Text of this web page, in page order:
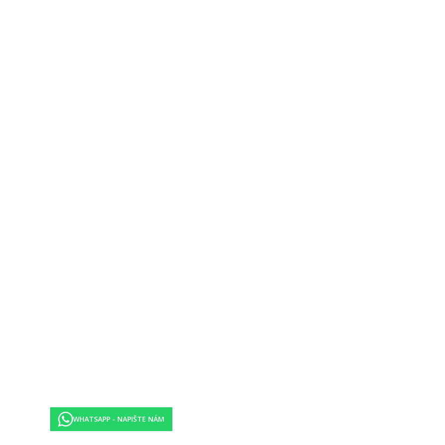
TV/sat., klimatizace, telefon, trezor (za poplatek), minilednička, WiFi zdarma, balkon.
200 m, lehátka a slunečníky za poplatek.
WHATSAPP - NAPIŠTE NÁM